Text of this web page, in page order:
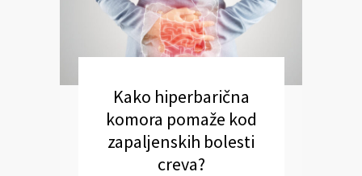
Kako hiperbarična
komora pomaže kod
zapaljenskih bolesti
creva?